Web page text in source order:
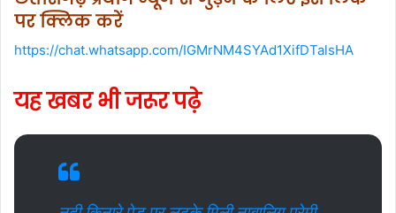
पर क्लिक करें
https://chat.whatsapp.com/IGMrNM4SYAd1XifDTalsHA
यह खबर भी जरूर पढ़े